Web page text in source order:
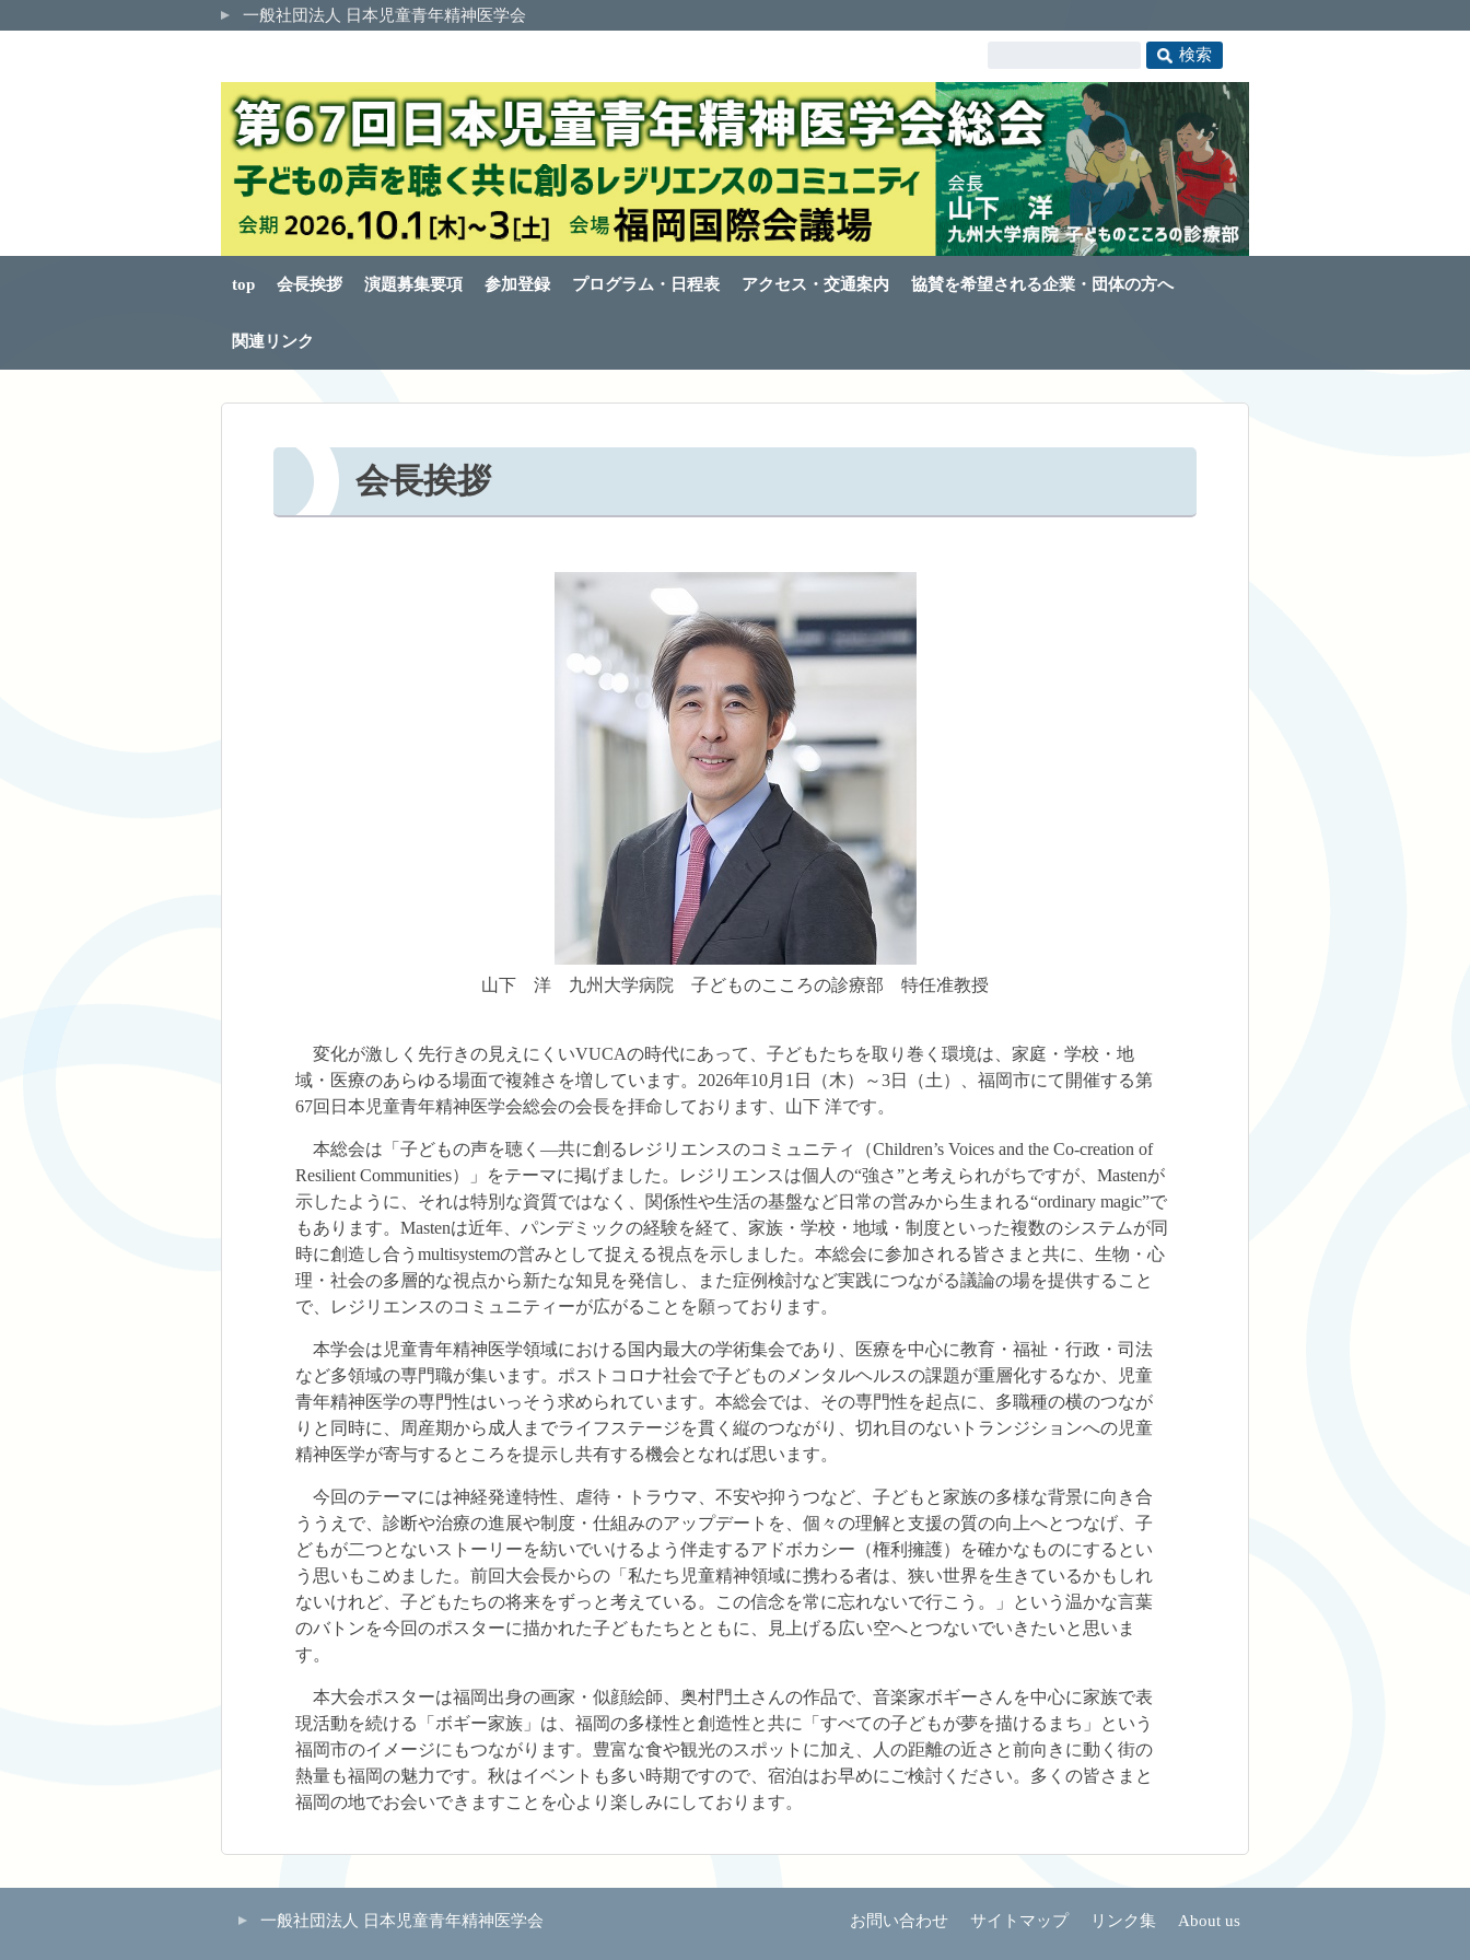
一般社団法人 日本児童青年精神医学会
top 会長挨拶 演題募集要項 参加登録 プログラム・日程表 アクセス・交通案内 協賛を希望される企業・団体の方へ
関連リンク
会長挨拶
山下 洋 九州大学病院 子どものこころの診療部 特任准教授
変化が激しく先行きの見えにくいVUCAの時代にあって、子どもたちを取り巻く環境は、家庭・学校・地
域・医療のあらゆる場面で複雑さを増しています。2026年10月1日（木）～3日（土）、福岡市にて開催する第
67回日本児童青年精神医学会総会の会長を拝命しております、山下 洋です。
本総会は「子どもの声を聴く―共に創るレジリエンスのコミュニティ（Children’s Voices and the Co-creation of
Resilient Communities）」をテーマに掲げました。レジリエンスは個人の“強さ”と考えられがちですが、Mastenが
示したように、それは特別な資質ではなく、関係性や生活の基盤など日常の営みから生まれる“ordinary magic”で
もあります。Mastenは近年、パンデミックの経験を経て、家族・学校・地域・制度といった複数のシステムが同
時に創造し合うmultisystemの営みとして捉える視点を示しました。本総会に参加される皆さまと共に、生物・心
理・社会の多層的な視点から新たな知見を発信し、また症例検討など実践につながる議論の場を提供すること
で、レジリエンスのコミュニティーが広がることを願っております。
本学会は児童青年精神医学領域における国内最大の学術集会であり、医療を中心に教育・福祉・行政・司法
など多領域の専門職が集います。ポストコロナ社会で子どものメンタルヘルスの課題が重層化するなか、児童
青年精神医学の専門性はいっそう求められています。本総会では、その専門性を起点に、多職種の横のつなが
りと同時に、周産期から成人までライフステージを貫く縦のつながり、切れ目のないトランジションへの児童
精神医学が寄与するところを提示し共有する機会となれば思います。
今回のテーマには神経発達特性、虐待・トラウマ、不安や抑うつなど、子どもと家族の多様な背景に向き合
ううえで、診断や治療の進展や制度・仕組みのアップデートを、個々の理解と支援の質の向上へとつなげ、子
どもが二つとないストーリーを紡いでいけるよう伴走するアドボカシー（権利擁護）を確かなものにするとい
う思いもこめました。前回大会長からの「私たち児童精神領域に携わる者は、狭い世界を生きているかもしれ
ないけれど、子どもたちの将来をずっと考えている。この信念を常に忘れないで行こう。」という温かな言葉
のバトンを今回のポスターに描かれた子どもたちとともに、見上げる広い空へとつないでいきたいと思いま
す。
本大会ポスターは福岡出身の画家・似顔絵師、奥村門土さんの作品で、音楽家ボギーさんを中心に家族で表
現活動を続ける「ボギー家族」は、福岡の多様性と創造性と共に「すべての子どもが夢を描けるまち」という
福岡市のイメージにもつながります。豊富な食や観光のスポットに加え、人の距離の近さと前向きに動く街の
熱量も福岡の魅力です。秋はイベントも多い時期ですので、宿泊はお早めにご検討ください。多くの皆さまと
福岡の地でお会いできますことを心より楽しみにしております。
一般社団法人 日本児童青年精神医学会 お問い合わせ サイトマップ リンク集 About us